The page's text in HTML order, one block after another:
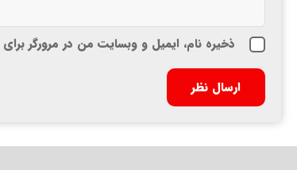
ذخیره نام، ایمیل و وبسایت من در مرورگر